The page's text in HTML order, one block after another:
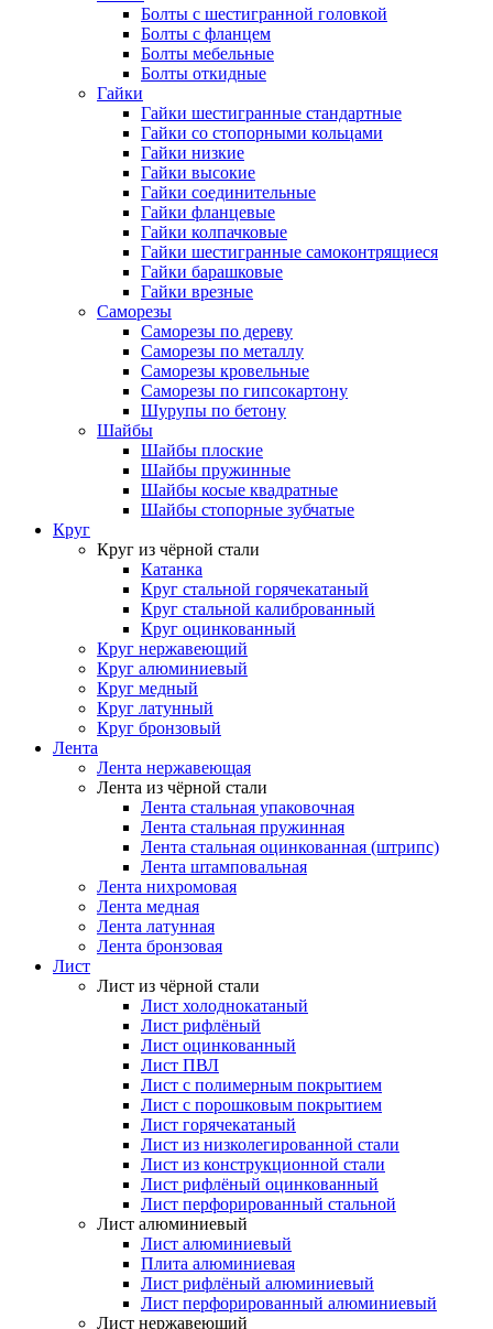
Болты с шестигранной головкой
Болты с фланцем
Болты мебельные
Болты откидные
Гайки
Гайки шестигранные стандартные
Гайки со стопорными кольцами
Гайки низкие
Гайки высокие
Гайки соединительные
Гайки фланцевые
Гайки колпачковые
Гайки шестигранные самоконтрящиеся
Гайки барашковые
Гайки врезные
Саморезы
Саморезы по дереву
Саморезы по металлу
Саморезы кровельные
Саморезы по гипсокартону
Шурупы по бетону
Шайбы
Шайбы плоские
Шайбы пружинные
Шайбы косые квадратные
Шайбы стопорные зубчатые
Круг
Круг из чёрной стали
Катанка
Круг стальной горячекатаный
Круг стальной калиброванный
Круг оцинкованный
Круг нержавеющий
Круг алюминиевый
Круг медный
Круг латунный
Круг бронзовый
Лента
Лента нержавеющая
Лента из чёрной стали
Лента стальная упаковочная
Лента стальная пружинная
Лента стальная оцинкованная (штрипс)
Лента штамповальная
Лента нихромовая
Лента медная
Лента латунная
Лента бронзовая
Лист
Лист из чёрной стали
Лист холоднокатаный
Лист рифлёный
Лист оцинкованный
Лист ПВЛ
Лист с полимерным покрытием
Лист с порошковым покрытием
Лист горячекатаный
Лист из низколегированной стали
Лист из конструкционной стали
Лист рифлёный оцинкованный
Лист перфорированный стальной
Лист алюминиевый
Лист алюминиевый
Плита алюминиевая
Лист рифлёный алюминиевый
Лист перфорированный алюминиевый
Лист нержавеющий